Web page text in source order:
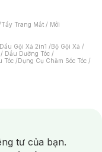
/Tẩy Trang Mắt / Môi
Dầu Gội Xả 2in1 /Bộ Gội Xả /
Dầu Dưỡng Tóc /
Tóc /Dụng Cụ Chăm Sóc Tóc /
Hơi /Nước Rửa Tay/
Chải Điện/
tư của bạn.